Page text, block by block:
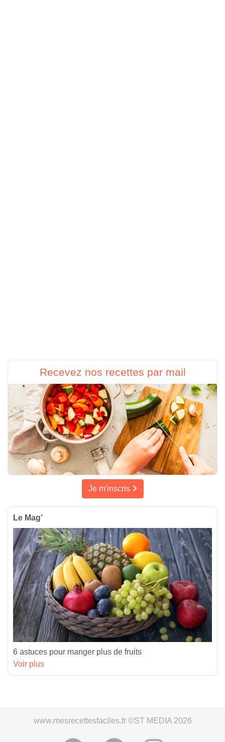
Recevez nos recettes par mail
Je m'inscris
Le Mag’
6 astuces pour manger plus de fruits
Voir plus
www.mesrecettesfaciles.fr ©ST MEDIA 2026